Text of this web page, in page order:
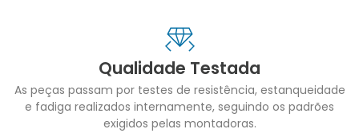
Qualidade Testada
As peças passam por testes de resistência, estanqueidade
e fadiga realizados internamente, seguindo os padrões
exigidos pelas montadoras.